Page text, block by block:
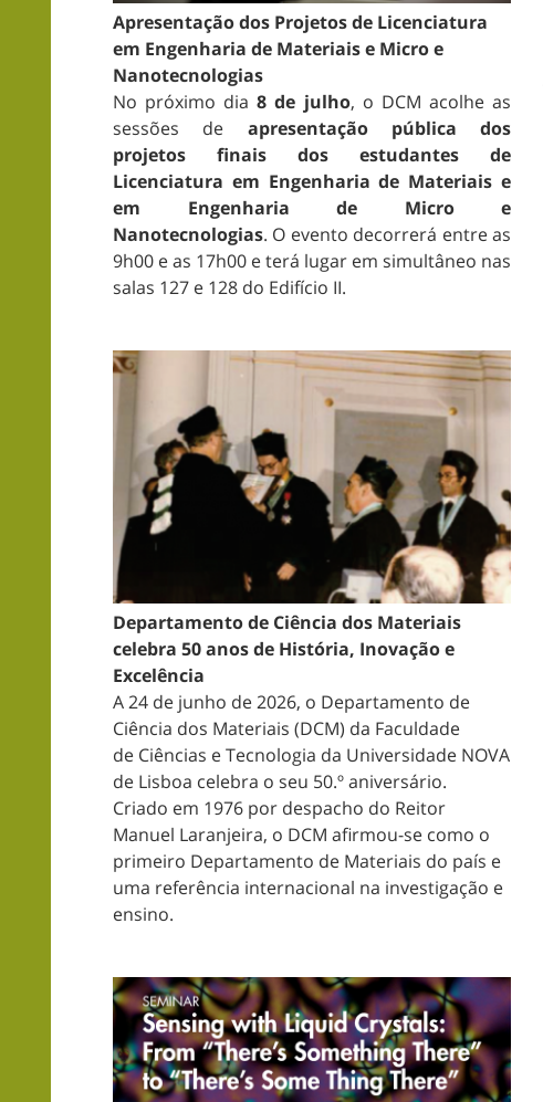
Apresentação dos Projetos de Licenciatura
em Engenharia de Materiais e Micro e
Nanotecnologias
No próximo dia8 de julho, o DCM acolhe as
sessões de apresentação pública dos
projetos finais dos estudantes de
Licenciatura em Engenharia de Materiais e
em Engenharia de Micro e
Nanotecnologias. O evento decorrerá entre as
9h00 e as 17h00 e terá lugar em simultâneo nas
salas 127 e 128 do Edifício II.
Departamento de Ciência dos Materiais
celebra 50 anos de História, Inovação e
Excelência
A 24 de junho de 2026, o Departamento de
Ciência dos Materiais (DCM) da Faculdade
de Ciências e Tecnologia da Universidade NOVA
de Lisboa celebra o seu 50.º aniversário.
Criado em 1976 por despacho do Reitor
Manuel Laranjeira, o DCM afirmou-se como o
primeiro Departamento de Materiais do país e
uma referência internacional na investigação e
ensino.